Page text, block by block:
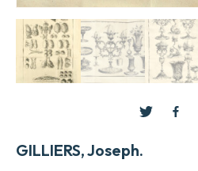
GILLIERS, Joseph.